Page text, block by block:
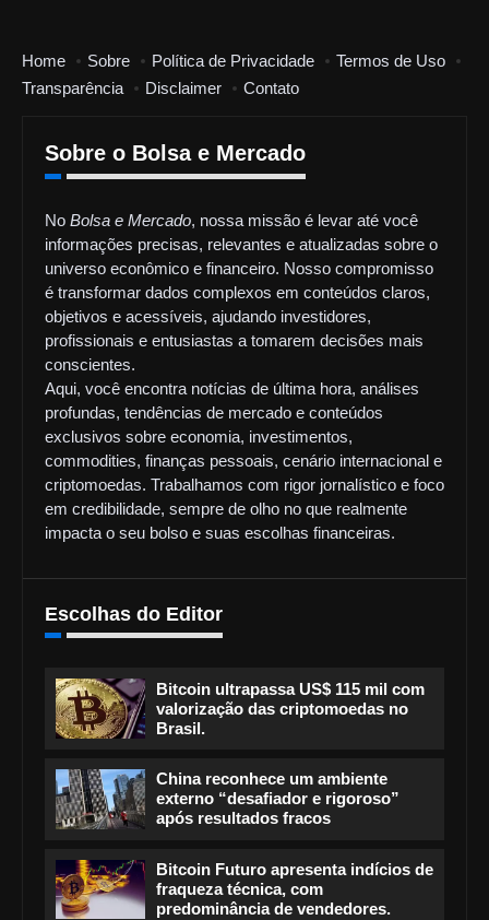
Home Sobre Política de Privacidade
Termos de Uso
Transparência
Disclaimer Contato
Sobre o Bolsa e Mercado
No Bolsa e Mercado, nossa missão é levar até você
informações precisas, relevantes e atualizadas sobre o
universo econômico e financeiro. Nosso compromisso
é transformar dados complexos em conteúdos claros,
objetivos e acessíveis, ajudando investidores,
profissionais e entusiastas a tomarem decisões mais
conscientes.
Aqui, você encontra notícias de última hora, análises
profundas, tendências de mercado e conteúdos
exclusivos sobre economia, investimentos,
commodities, finanças pessoais, cenário internacional e
criptomoedas. Trabalhamos com rigor jornalístico e foco
em credibilidade, sempre de olho no que realmente
impacta o seu bolso e suas escolhas financeiras.
Escolhas do Editor
Bitcoin ultrapassa US$ 115 mil com
valorização das criptomoedas no
Brasil.
China reconhece um ambiente
externo “desafiador e rigoroso”
após resultados fracos
Bitcoin Futuro apresenta indícios de
fraqueza técnica, com
predominância de vendedores.